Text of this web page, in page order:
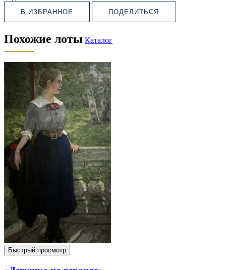
В ИЗБРАННОЕ ПОДЕЛИТЬСЯ
Похожие лоты Каталог
Быстрый просмотр